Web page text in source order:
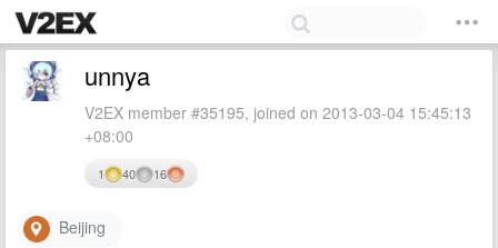
unnya
V2EX member #35195, joined on 2013-03-04 15:45:13
+08:00
1 40 16
Beijing